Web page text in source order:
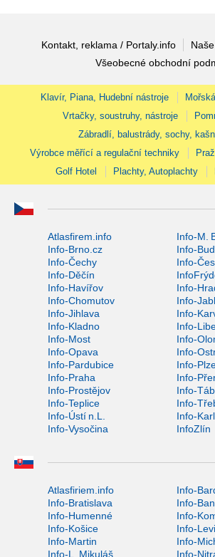
Kontakt, reklama / Portaly.info
Všeobecné obchodní
Klavír, Piana, Hudební nástroje
Vrtačky, soustruhy, nástroje
Zábradlí, balustrády, sochy,
Výrobce měřící a regulační techniky
Golf Hotel
Plachty, Autoplachty
Atlasfirem.info
Info-M.
Info-Brno.cz
Info-
Info-Čechy
Info-
Info-Děčín
Info-Havířov
Info-
Info-Chomutov
Info-
Info-Jihlava
Info-
Info-Kladno
Info-
Info-Most
Info-
Info-Opava
Info-
Info-Pardubice
Info-
Info-Praha
Info-
Info-Prostějov
Info-
Info-Teplice
Info-
Info-Ústí n.L.
Info-
Info-Vysočina
InfoZlín
Atlasfiriem.info
Info-
Info-Bratislava
Info-
Info-Humenné
Info-
Info-Košice
Info-
Info-Martin
Info-
Info-L. Mikuláš
Info-